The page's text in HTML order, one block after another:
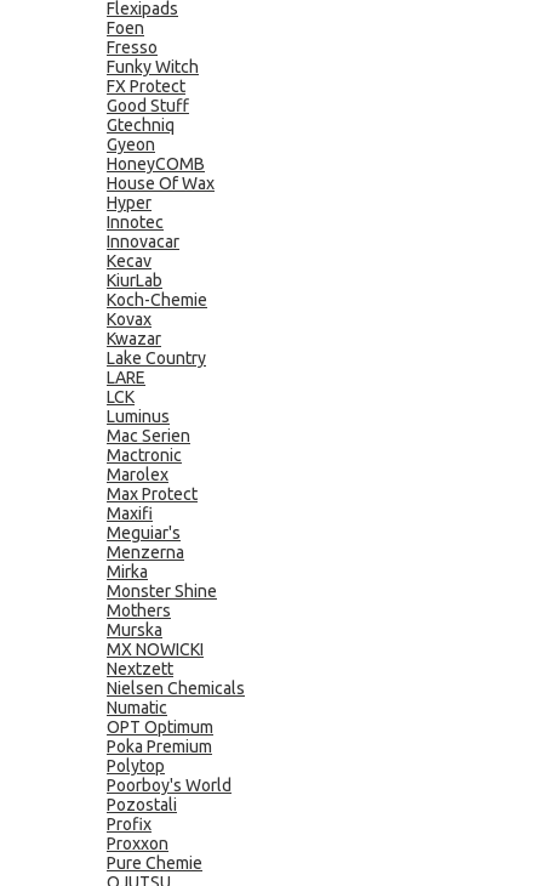
Flexipads
Foen
Fresso
Funky Witch
FX Protect
Good Stuff
Gtechniq
Gyeon
HoneyCOMB
House Of Wax
Hyper
Innotec
Innovacar
Kecav
KiurLab
Koch-Chemie
Kovax
Kwazar
Lake Country
LARE
LCK
Luminus
Mac Serien
Mactronic
Marolex
Max Protect
Maxifi
Meguiar's
Menzerna
Mirka
Monster Shine
Mothers
Murska
MX NOWICKI
Nextzett
Nielsen Chemicals
Numatic
OPT Optimum
Poka Premium
Polytop
Poorboy's World
Pozostali
Profix
Proxxon
Pure Chemie